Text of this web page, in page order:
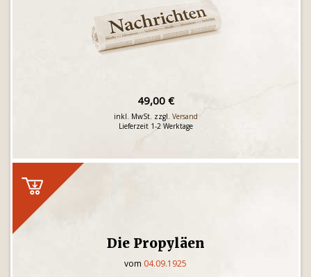
49,00 €
inkl. MwSt. zzgl. Versand
Lieferzeit 1-2 Werktage
Die Propyläen
vom 04.09.1925